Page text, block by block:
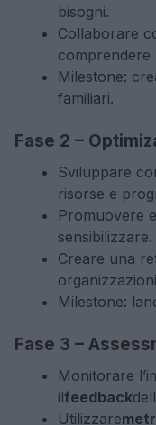
bisogni.
Collaborare
comprendere
Milestone:
familiari.
Fase 2 –
Sviluppare
risorse e
Promuovere
sensibilizzare.
Creare una
Milestone:
Fase 3 –
Monitorare
ilfeedback
Utilizzare